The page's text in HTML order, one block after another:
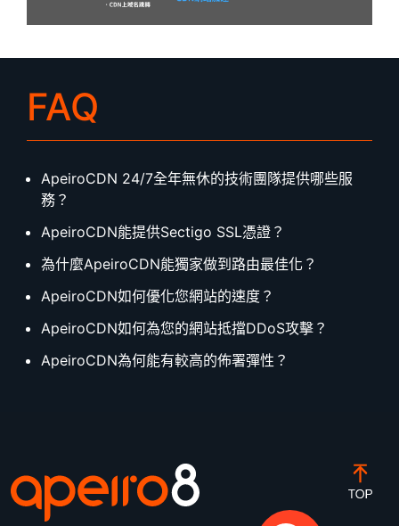
FAQ
ApeiroCDN 24/7全年無休的技術團隊提供哪些服
務？
ApeiroCDN能提供Sectigo SSL憑證？
為什麼ApeiroCDN能獨家做到路由最佳化？
ApeiroCDN如何優化您網站的速度？
ApeiroCDN如何為您的網站抵擋DDoS攻擊？
ApeiroCDN為何能有較高的佈署彈性？